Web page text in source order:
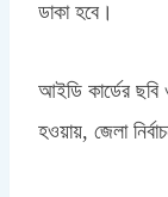
ডাকা হবে।
আইডি কার্ডের ছবি
হওয়ায়, জেলা